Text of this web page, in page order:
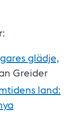
glädje,
Greider
land: